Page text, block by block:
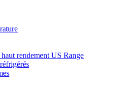
rendement US Range